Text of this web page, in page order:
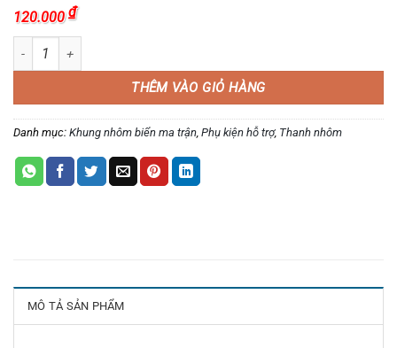
120.000₫
Thanh nhôm định hình làm khung biển LED ma trận số lượng
THÊM VÀO GIỎ HÀNG
Danh mục: Khung nhôm biển ma trận Phụ kiện hỗ trợ, Thanh nhôm
MÔ TẢ SẢN PHẨM